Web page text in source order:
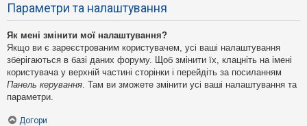
Параметри та налаштування
Як мені змінити мої налаштування?
Якщо ви є зареєстрованим користувачем, усі ваші налаштування
зберігаються в базі даних форуму. Щоб змінити їх, клацніть на імені
користувача у верхній частині сторінки і перейдіть за посиланням
Панель керування . Там ви зможете змінити усі ваші налаштування та
параметри.
Догори